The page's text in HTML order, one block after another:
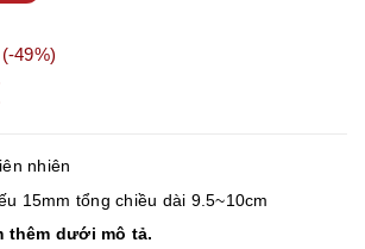
(-49%)
nhiên
15mm tổng chiều dài 9.5~10cm
thêm dưới mô tả.